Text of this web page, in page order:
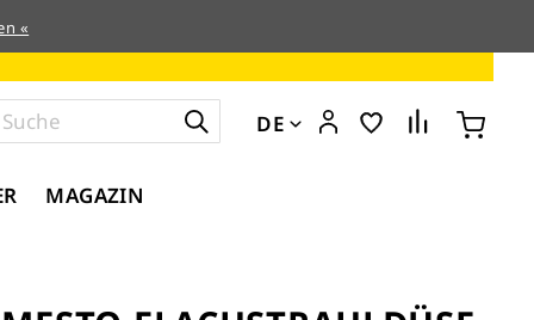
«
DE
MAGAZIN